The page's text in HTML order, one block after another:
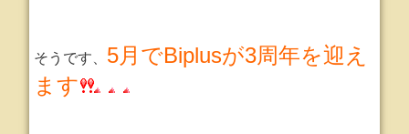
そうです、 5月でBiplusが3周年を迎え
ます